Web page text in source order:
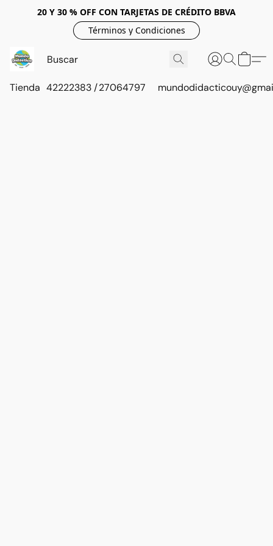
20 Y 30 % OFF CON TARJETAS DE CRÉDITO BBVA
Términos y Condiciones
Tienda 42222383 / 27064797